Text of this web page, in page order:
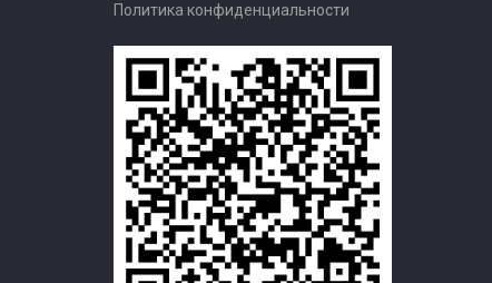
Политика конфиденциальности